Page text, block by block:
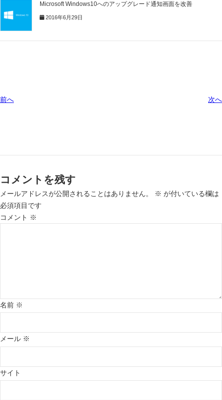
Microsoft Windows10へのアップグレード通知画面を改善
2016年6月29日
前へ 次へ
コメントを残す
メールアドレスが公開されることはありません。 ※ が付いている欄は
必須項目です
コメント ※
名前 ※
メール ※
サイト